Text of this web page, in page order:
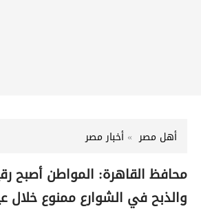
أهل مصر أخبار مصر
محافظ القاهرة: المواطن أصبح
والذبح في الشوارع ممنوع خلال